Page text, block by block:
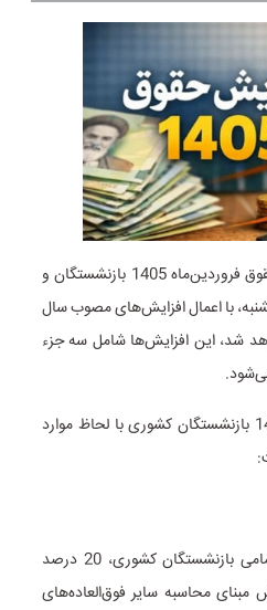
؛ نخستین حقوق فروردین‌ماه 1405 بازنشستگان و
با اعمال افزایش‌های مصوب سال
شد، این افزایش‌ها شامل سه جزء
احکام حقوقی فروردین‌ماه 1405 بازنشستگان کشوری با لحاظ موارد
مبلغ حقوق اسفندماه 1404 تمامی بازنشستگان کشوری، 20 درصد
مبنای محاسبه سایر فوق‌العاده‌های